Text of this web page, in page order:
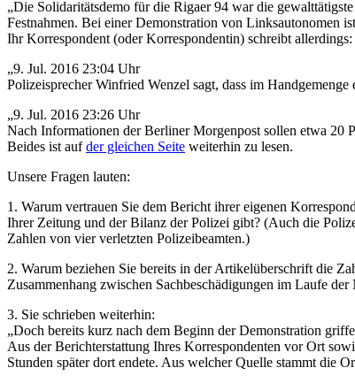
„Die Solidaritätsdemo für die Rigaer 94 war die
Festnahmen. Bei einer Demonstration von Linksautonomen
Ihr Korrespondent (oder Korrespondentin) schreibt allerdings:
„9. Jul. 2016 23:04 Uhr
Polizeisprecher Winfried Wenzel sagt, dass im
„9. Jul. 2016 23:26 Uhr
Nach Informationen der Berliner Morgenpost sollen etwa 20
Beides ist aufder gleichen Seite weiterhin zu lesen.
Unsere Fragen lauten:
1. Warum vertrauen Sie dem Bericht ihrer eigenen
Ihrer Zeitung und der Bilanz der Polizei gibt? (Auch die
Zahlen von vier verletzten Polizeibeamten.)
2. Warum beziehen Sie bereits in der Artikelüberschrift die
Zusammenhang zwischen Sachbeschädigungen im Laufe
3. Sie schrieben weiterhin:
„Doch bereits kurz nach dem Beginn der Demonstration
Aus der Berichterstattung Ihres Korrespondenten vor Ort
Stunden später dort endete. Aus welcher Quelle stammt die